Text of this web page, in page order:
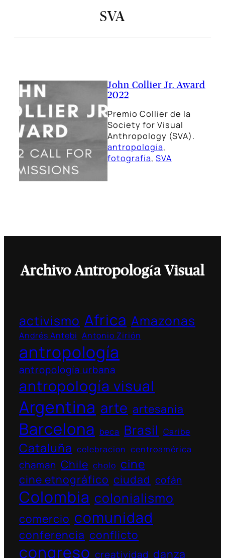
SVA
John Collier Jr. Award
2022
Premio Collier de la
Society for Visual
Anthropology (SVA).
antropología
fotografía, SVA
Archivo Antropología Visual
activismo Africa Amazonas
Andrés Antebi Antonio Zirión
antropología
antropología urbana
antropología visual
Argentina arte artesania
Barcelona beca Brasil Caribe
Cataluña celebracion centroamérica
chaman Chile cholo cine
cine etnográfico ciudad cofán
Colombia colonialismo
comercio comunidad
conferencia conflicto
congreso creatividad danza